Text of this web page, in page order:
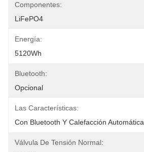
Componentes:
LiFePO4
Energía:
5120Wh
Bluetooth:
Opcional
Las Características:
Con Bluetooth Y Calefacción Automática
Válvula De Tensión Normal: